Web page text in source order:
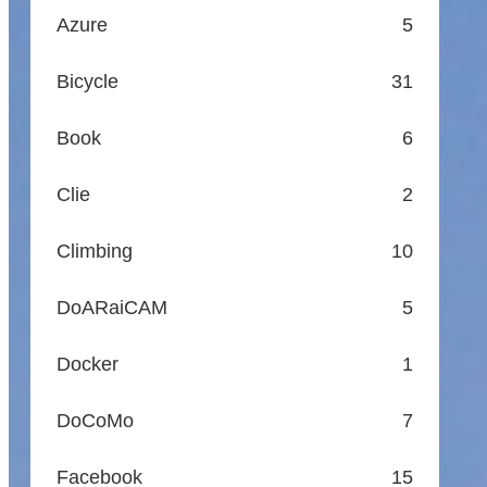
Azure 5
Bicycle 31
Book 6
Clie 2
Climbing 10
DoARaiCAM 5
Docker 1
DoCoMo 7
Facebook 15